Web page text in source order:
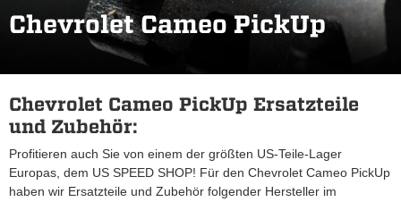
Chevrolet Cameo PickUp
Chevrolet Cameo PickUp Ersatzteile
und Zubehör:
Profitieren auch Sie von einem der größten US-Teile-Lager
Europas, dem US SPEED SHOP! Für den Chevrolet Cameo PickUp
haben wir Ersatzteile und Zubehör folgender Hersteller im